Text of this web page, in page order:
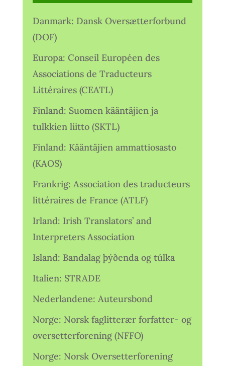
Danmark: Dansk Oversætterforbund
(DOF)
Europa: Conseil Européen des
Associations de Traducteurs
Littéraires (CEATL)
Finland: Suomen kääntäjien ja
tulkkien liitto (SKTL)
Finland: Kääntäjien ammattiosasto
(KAOS)
Frankrig: Association des traducteurs
littéraires de France (ATLF)
Irland: Irish Translators’ and
Interpreters Association
Island: Bandalag þýðenda og túlka
Italien: STRADE
Nederlandene: Auteursbond
Norge: Norsk faglitterær forfatter- og
oversetterforening (NFFO)
Norge: Norsk Oversetterforening